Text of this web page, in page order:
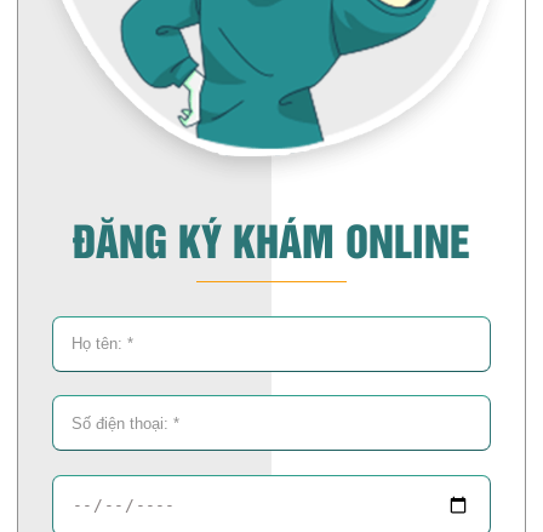
ĐĂNG KÝ KHÁM ONLINE